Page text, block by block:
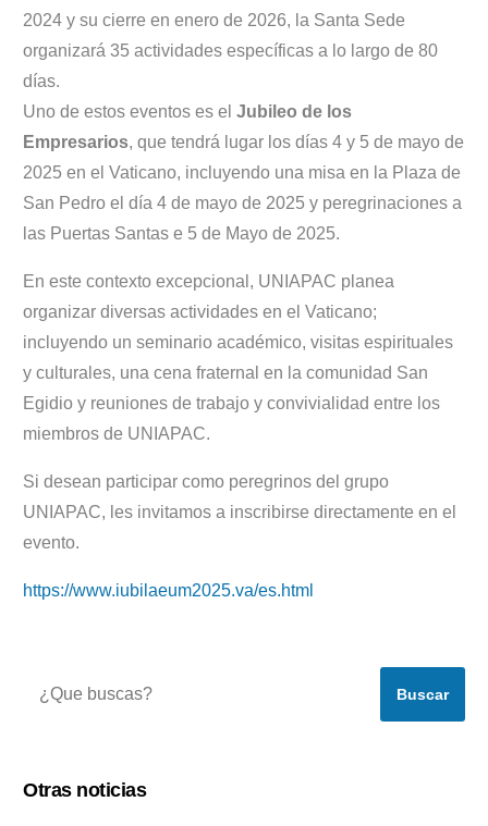
2024 y su cierre en enero de 2026, la Santa Sede
organizará 35 actividades específicas a lo largo de 80
días.
Uno de estos eventos es elJubileo de los
Empresarios, que tendrá lugar los días 4 y 5 de mayo de
2025 en el Vaticano, incluyendo una misa en la Plaza de
San Pedro el día 4 de mayo de 2025 y peregrinaciones a
las Puertas Santas e 5 de Mayo de 2025.
En este contexto excepcional, UNIAPAC planea
organizar diversas actividades en el Vaticano;
incluyendo un seminario académico, visitas espirituales
y culturales, una cena fraternal en la comunidad San
Egidio y reuniones de trabajo y convivialidad entre los
miembros de UNIAPAC.
Si desean participar como peregrinos del grupo
UNIAPAC, les invitamos a inscribirse directamente en el
evento.
https://www.iubilaeum2025.va/es.html
Buscar
Otras noticias